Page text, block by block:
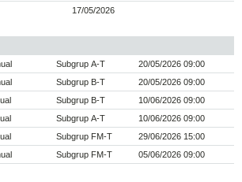
17/05/2026
Subgrup A-T
20/05/2026 09:00
Subgrup B-T
20/05/2026 09:00
Subgrup B-T
10/06/2026 09:00
Subgrup A-T
10/06/2026 09:00
Subgrup FM-T
29/06/2026 15:00
Subgrup FM-T 05/06/2026 09:00